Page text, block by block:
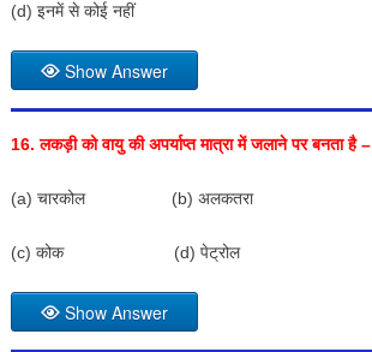
(d) इनमें से कोई नहीं
Show Answer
16.लकड़ी को वायु की अपर्याप्त मात्रा में जलाने पर बनता है –
(a) चारकोल (b) अलकतरा
(c) कोक (d) पेट्रोल
Show Answer